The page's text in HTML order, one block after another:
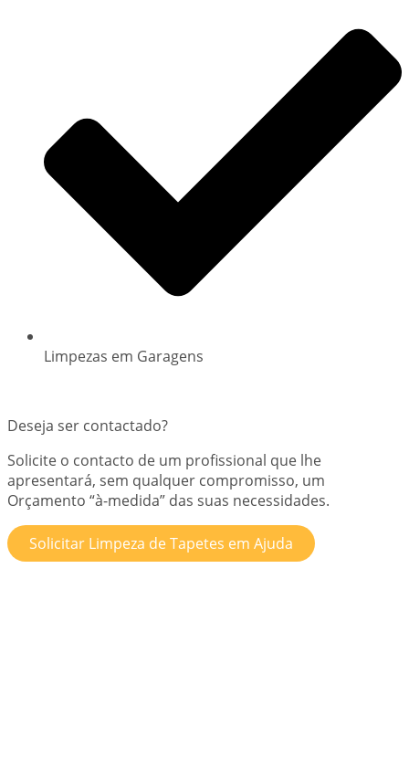
Limpezas em Garagens
Deseja ser contactado?
Solicite o contacto de um profissional que lhe
apresentará, sem qualquer compromisso, um
Orçamento “à-medida” das suas necessidades.
Solicitar Limpeza de Tapetes em Ajuda